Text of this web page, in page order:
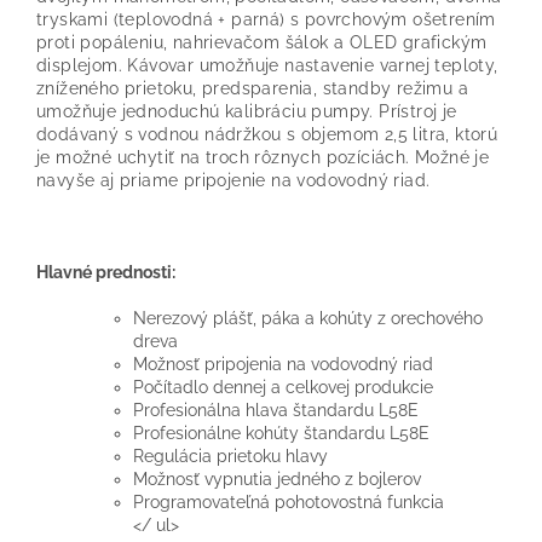
tryskami (teplovodná + parná) s povrchovým ošetrením
proti popáleniu, nahrievačom šálok a OLED grafickým
displejom. Kávovar umožňuje nastavenie varnej teploty,
zníženého prietoku, predsparenia, standby režimu a
umožňuje jednoduchú kalibráciu pumpy. Prístroj je
dodávaný s vodnou nádržkou s objemom 2,5 litra, ktorú
je možné uchytiť na troch rôznych pozíciách. Možné je
navyše aj priame pripojenie na vodovodný riad.
Hlavné prednosti:
Nerezový plášť, páka a kohúty z orechového
dreva
Možnosť pripojenia na vodovodný riad
Počítadlo dennej a celkovej produkcie
Profesionálna hlava štandardu L58E
Profesionálne kohúty štandardu L58E
Regulácia prietoku hlavy
Možnosť vypnutia jedného z bojlerov
Programovateľná pohotovostná funkcia
</ ul>